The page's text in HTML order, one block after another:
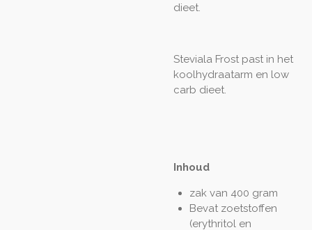
dieet.
Steviala Frost past in het
koolhydraatarm en low
carb dieet.
Inhoud
zak van 400 gram
Bevat zoetstoffen
(erythritol en